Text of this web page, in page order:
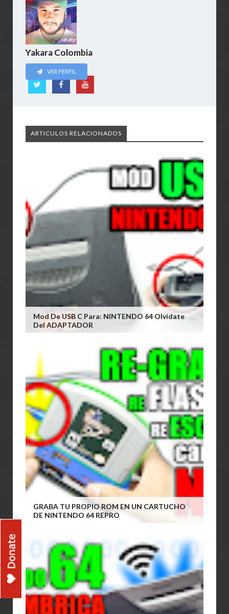
Yakara Colombia
VER PERFIL
ARTICULOS RELACIONADOS
Mod De USB C Para: NINTENDO 64 Olvídate
Del ADAPTADOR
GRABA TU PROPIO ROM EN UN CARTUCHO
DE NINTENDO 64 REPRO